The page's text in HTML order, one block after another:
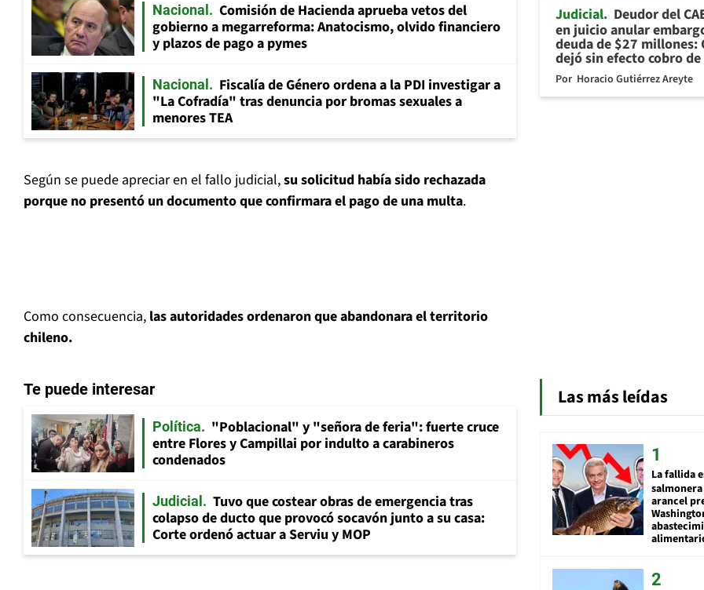
Nacional
Comisión de Hacienda aprueba vetos del
gobierno a megarreforma: Anatocismo, olvido financiero
y plazos de pago a pymes
Nacional
Fiscalía de Género ordena a la PDI investigar a
"La Cofradía" tras denuncia por bromas sexuales a
menores TEA
Según se puede apreciar en el fallo judicial,su solicitud había sido rechazada
porque no presentó un documento que confirmara el pago de una multa.
Como consecuencia, las autoridades ordenaron que abandonara el territorio
chileno.
Te puede interesar
Política
"Poblacional" y "señora de feria": fuerte cruce
entre Flores y Campillai por indulto a carabineros
condenados
Judicial
Tuvo que costear obras de emergencia tras
colapso de ducto que provocó socavón junto a su casa:
Corte ordenó actuar a Serviu y MOP
Judicial Deudor del
en juicio anular
deuda de $27 millones:
dejó sin efecto cobro de
Por Horacio Gutiérrez Areyte
Las más leídas
La fallida
arancel